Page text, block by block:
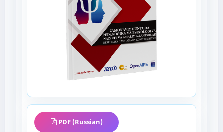
PDF (Russian)